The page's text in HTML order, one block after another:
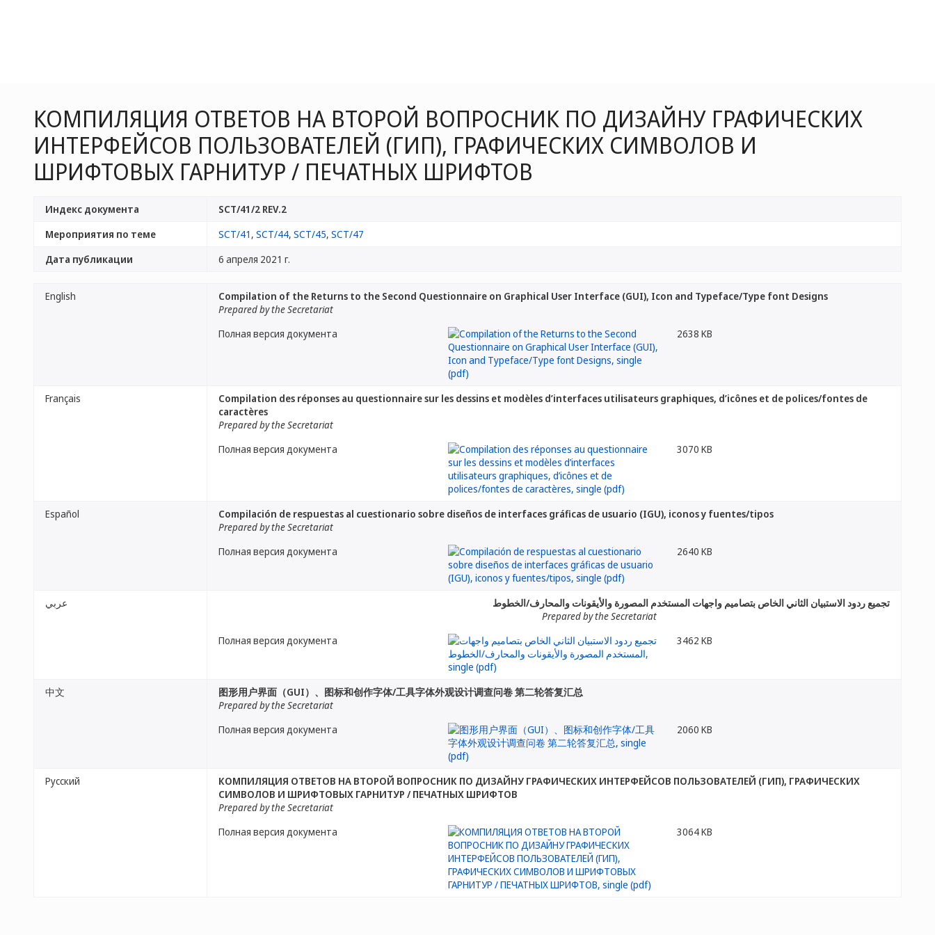
КОМПИЛЯЦИЯ ОТВЕТОВ НА ВТОРОЙ ВОПРОСНИК ПО ДИЗАЙНУ ГРАФИЧЕСКИХ
ИНТЕРФЕЙСОВ ПОЛЬЗОВАТЕЛЕЙ (ГИП), ГРАФИЧЕСКИХ СИМВОЛОВ И
ШРИФТОВЫХ ГАРНИТУР / ПЕЧАТНЫХ ШРИФТОВ
Индекс документа
SCT/41/2 REV.2
Мероприятия по теме
SCT/41 , SCT/44, SCT/45, SCT/47
Дата публикации
6 апреля 2021 г.
English
Compilation of the Returns to the Second Questionnaire on Graphical User Interface (GUI), Icon and Typeface/Type font Designs
Prepared by the Secretariat
Полная версия документа
2638 KB
Français
Compilation des réponses au questionnaire sur les dessins et modèles d’interfaces utilisateurs graphiques, d’icônes et de polices/fontes de
caractères
Prepared by the Secretariat
Полная версия документа
3070 KB
Español
Compilación de respuestas al cuestionario sobre diseños de interfaces gráficas de usuario (IGU), iconos y fuentes/tipos
Prepared by the Secretariat
Полная версия документа
2640 KB
عربي
تجميع ردود الاستبيان الثاني الخاص بتصاميم واجهات المستخدم المصورة والأيقونات والمحارف/الخطوط
Prepared by the Secretariat
Полная версия документа
3462 KB
中文
图形用户界面（GUI）、图标和创作字体/工具字体外观设计调查问卷 第二轮答复汇总
Prepared by the Secretariat
Полная версия документа
2060 KB
Русский
КОМПИЛЯЦИЯ ОТВЕТОВ НА ВТОРОЙ ВОПРОСНИК ПО ДИЗАЙНУ ГРАФИЧЕСКИХ ИНТЕРФЕЙСОВ ПОЛЬЗОВАТЕЛЕЙ (ГИП), ГРАФИЧЕСКИХ
СИМВОЛОВ И ШРИФТОВЫХ ГАРНИТУР / ПЕЧАТНЫХ ШРИФТОВ
Prepared by the Secretariat
Полная версия документа
3064 KB